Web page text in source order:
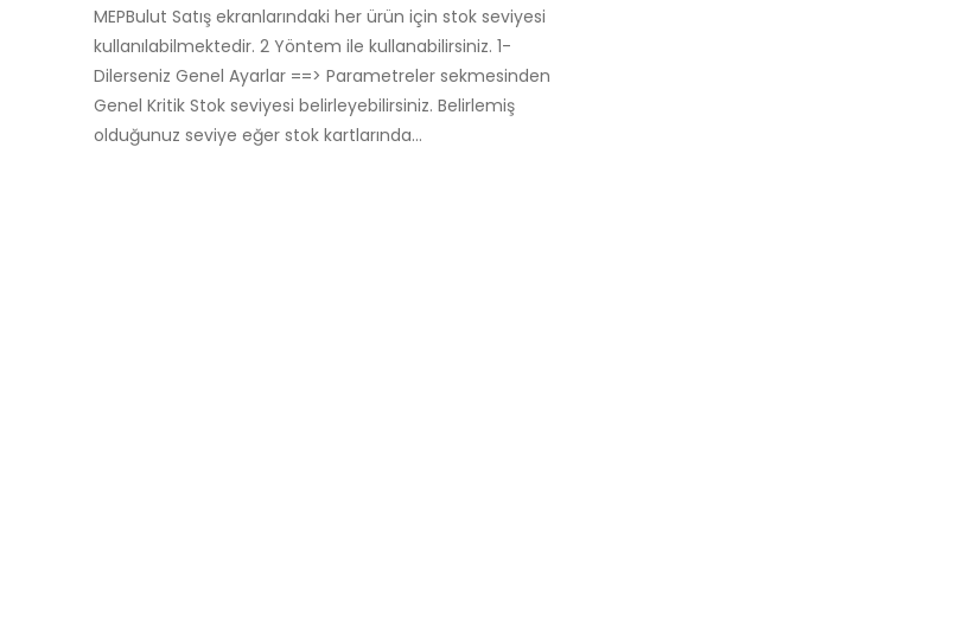
MEPBulut Satış ekranlarındaki her ürün için stok seviyesi
kullanılabilmektedir. 2 Yöntem ile kullanabilirsiniz. 1-
Dilerseniz Genel Ayarlar ==> Parametreler sekmesinden
Genel Kritik Stok seviyesi belirleyebilirsiniz. Belirlemiş
olduğunuz seviye eğer stok kartlarında...